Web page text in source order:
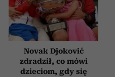
Novak Djoković
zdradził, co mówi
dzieciom, gdy się